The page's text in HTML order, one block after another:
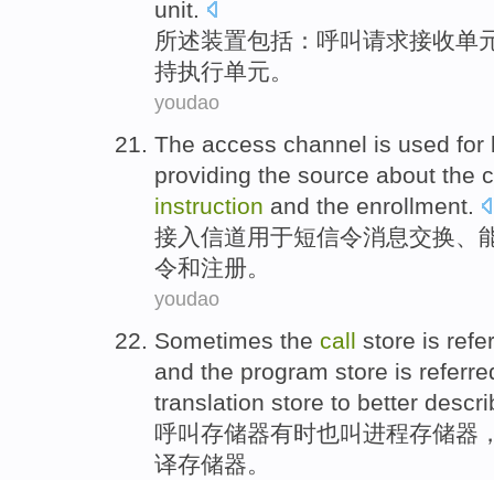
unit.
所述装置包括： 呼叫请求接收单
持执行单元。
youdao
The access channel is used for
providing the source about the
instruction and the enrollment.
接入信道用于短信令消息交换、
令和注册。
youdao
Sometimes the call store is
and the program store is
translation store to better
呼叫存储器有时也叫进程存储器
译存储器。